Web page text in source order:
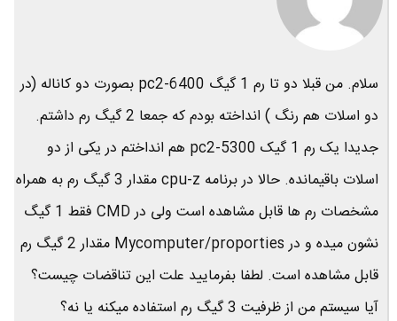
سلام. من قبلا دو تا رم 1 گیگ pc2-6400 بصورت دو کاناله (در
دو اسلات هم رنگ ) انداخته بودم که جمعا 2 گیگ رم داشتم.
جدیدا یک رم 1 گیک pc2-5300 هم انداختم در یکی از دو
اسلات باقیمانده. حالا در برنامه cpu-z مقدار 3 گیگ رم به همراه
مشخصات رم ها قابل مشاهده است ولی در CMD فقط 1 گیگ
نشون میده و در Mycomputer/proporties مقدار 2 گیگ رم
قابل مشاهده است. لطفا بفرمایید علت این تناقضات چیست؟
آیا سیستم من از ظرفیت 3 گیگ رم استفاده میکنه یا نه؟